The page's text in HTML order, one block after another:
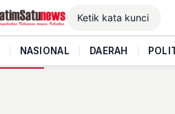
NASIONAL DAERAH